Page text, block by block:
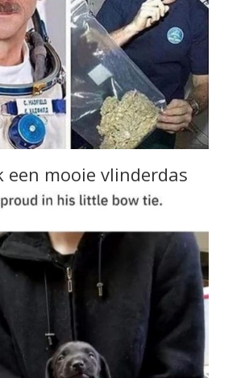
een mooie vlinderdas